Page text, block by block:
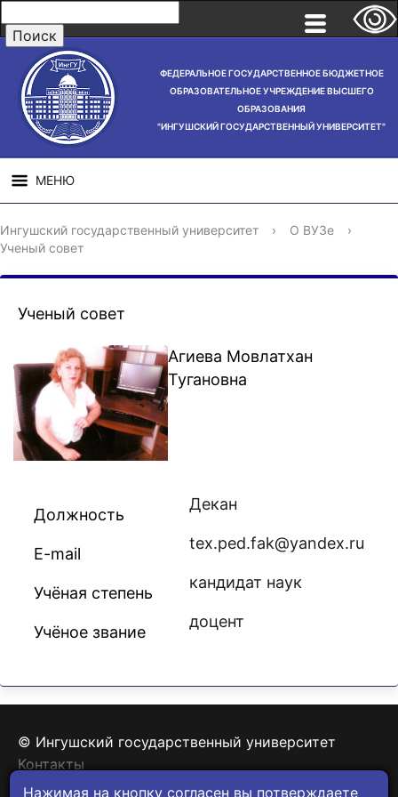
ФЕДЕРАЛЬНОЕ ГОСУДАРСТВЕННОЕ БЮДЖЕТНОЕ
ОБРАЗОВАТЕЛЬНОЕ УЧРЕЖДЕНИЕ ВЫСШЕГО
ОБРАЗОВАНИЯ
"ИНГУШСКИЙ ГОСУДАРСТВЕННЫЙ УНИВЕРСИТЕТ"
МЕНЮ
СВЕДЕНИЯ ОБ
ОБРАЗОВАТЕЛЬНОЙ
НАУЧНАЯ
ДЕЯТЕЛЬНОСТЬ
Ингушский государственный университет › О ВУЗе
›
Ученый совет
Ученый совет
Агиева Мовлатхан
Тугановна
Должность
Декан
E-mail
tex.ped.fak@yandex.ru
Учёная степень
кандидат наук
Учёное звание
доцент
© Ингушский государственный университет
Контакты
Политика конфиденциальности
Нажимая на кнопку согласен вы потверждаете